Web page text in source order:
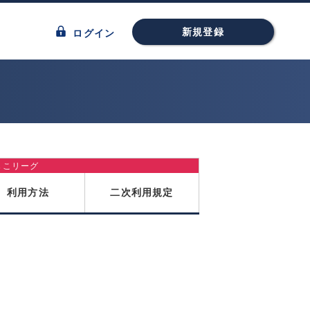
ログイン 新規登録
こリーグ
利用方法 二次利用規定